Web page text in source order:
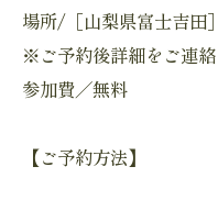
場所/［山梨県富士吉田］
※ご予約後詳細をご連絡
参加費／無料
【ご予約方法】